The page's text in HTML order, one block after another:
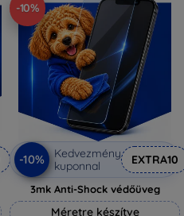
-10%
-10%
Kedvezmény
kuponnal
EXTRA10
3mk Anti-Shock védőüveg
Méretre készítve